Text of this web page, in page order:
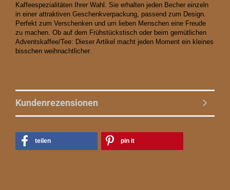
Kaffeespezialitäten Ihrer Wahl. Sie erhalten jeden Becher einzeln
in einer attraktiven Geschenkverpackung, passend zum Design.
Perfekt zum Verschenken und um lieben Menschen eine Freude
zu machen. Ob auf dem Frühstückstisch oder beim gemütlichen
Adventskaffee/Tee: Dieser Artikel macht jeden Moment ein kleines
bisschen weihnachtlicher.
Kundenrezensionen
teilen pin it